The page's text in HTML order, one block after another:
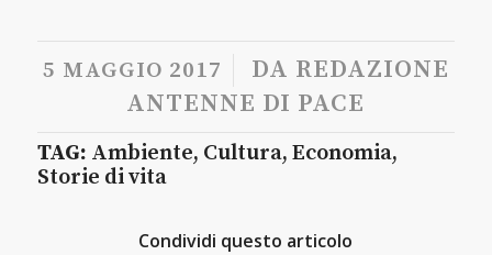
5 MAGGIO 2017
/ DA REDAZIONE
ANTENNE DI PACE
TAG: Ambiente, Cultura, Economia,
Storie di vita
Condividi questo articolo